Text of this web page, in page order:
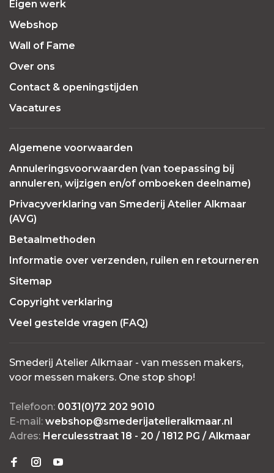
Eigen werk
Webshop
Wall of Fame
Over ons
Contact & openingstijden
Vacatures
Algemene voorwaarden
Annuleringsvoorwaarden (van toepassing bij
annuleren, wijzigen en/of omboeken deelname)
Privacyverklaring van Smederij Atelier Alkmaar
(AVG)
Betaalmethoden
Informatie over verzenden, ruilen en retourneren
Sitemap
Copyright verklaring
Veel gestelde vragen (FAQ)
Smederij Atelier Alkmaar - van messen makers,
voor messen makers. One stop shop!
Telefoon: 0031(0)72 202 9010
E-mail: webshop@smederijatelieralkmaar.nl
Adres: Herculesstraat 18 - 20 / 1812 PG / Alkmaar